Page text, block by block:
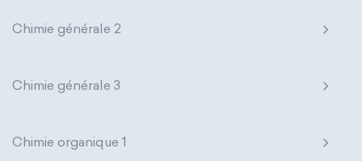
Chimie générale 2
Chimie générale 3
Chimie organique 1